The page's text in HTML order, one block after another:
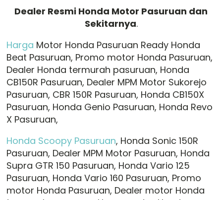
Dealer Resmi Honda Motor Pasuruan dan
Sekitarnya.
Harga Motor Honda Pasuruan Ready Honda
Beat Pasuruan, Promo motor Honda Pasuruan,
Dealer Honda termurah pasuruan, Honda
CB150R Pasuruan, Dealer MPM Motor Sukorejo
Pasuruan, CBR 150R Pasuruan, Honda CB150X
Pasuruan, Honda Genio Pasuruan, Honda Revo
X Pasuruan,
Honda Scoopy Pasuruan, Honda Sonic 150R
Pasuruan, Dealer MPM Motor Pasuruan, Honda
Supra GTR 150 Pasuruan, Honda Vario 125
Pasuruan, Honda Vario 160 Pasuruan, Promo
motor Honda Pasuruan, Dealer motor Honda